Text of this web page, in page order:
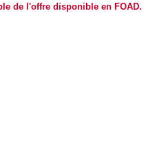
de l'offre disponible en FOAD.